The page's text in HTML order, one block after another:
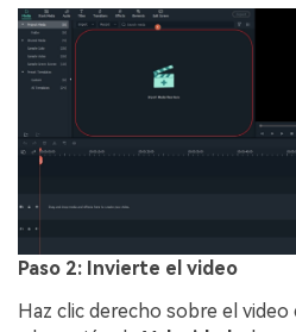
Paso 2: Invierte el video
Haz clic derecho sobre el